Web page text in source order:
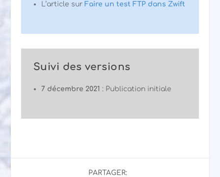
L’article sur Faire un test FTP dans Zwift
Suivi des versions
7 décembre 2021 : Publication initiale
PARTAGER: